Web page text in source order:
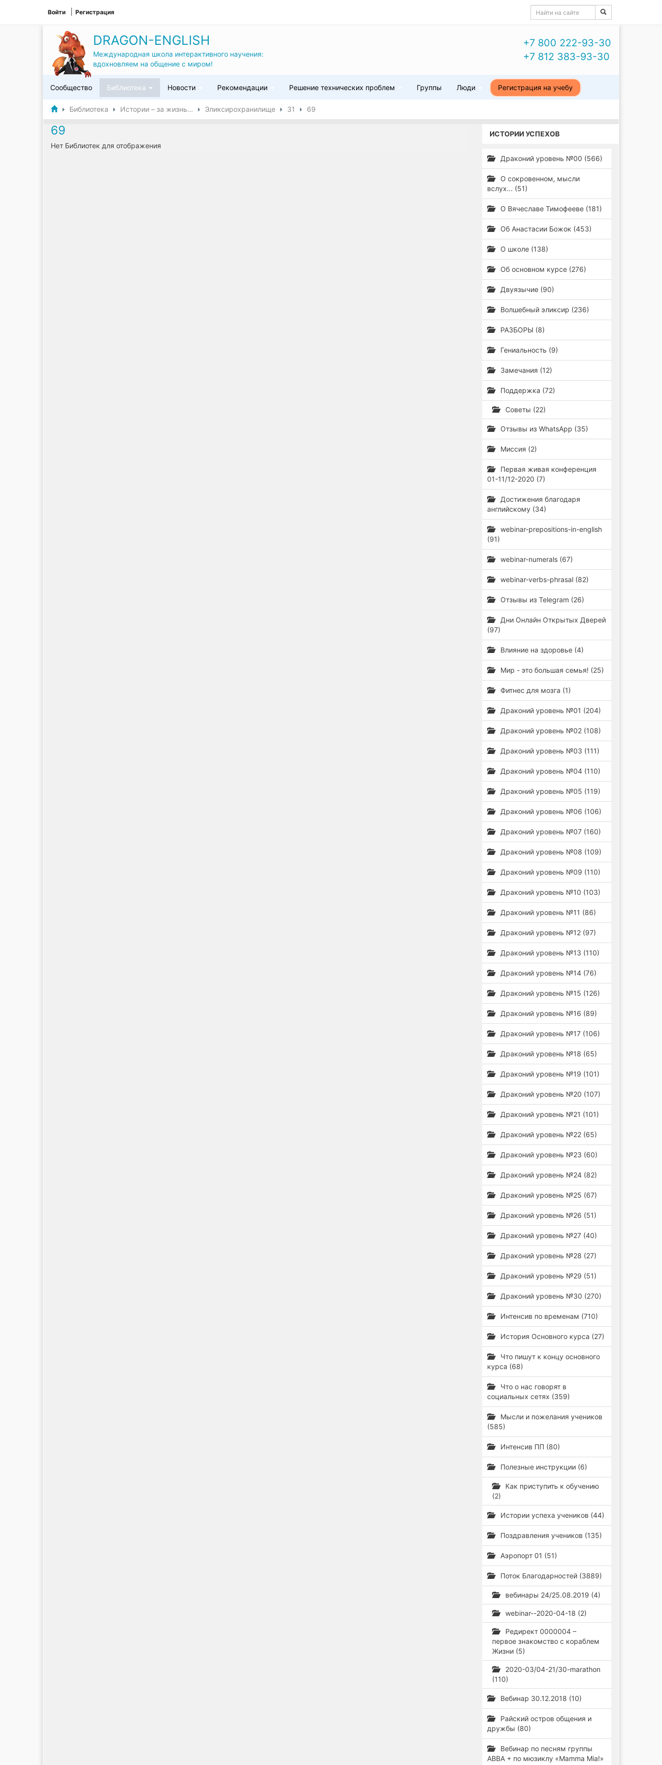
Войти Регистрация
DRAGON-ENGLISH
Международная школа интерактивного научения:
вдохновляем на общение с миром!
+7 800 222-93-30
+7 812 383-93-30
Сообщество Библиотека Новости Рекомендации Решение технических проблем Группы Люди Регистрация на учебу
Библиотека Истории – за жизнь... Эликсирохранилище 31 69
69
Нет Библиотек для отображения
ИСТОРИИ УСПЕХОВ
Драконий уровень №00 (566)
О сокровенном, мысли
вслух... (51)
О Вячеславе Тимофееве (181)
Об Анастасии Божок (453)
О школе (138)
Об основном курсе (276)
Двуязычие (90)
Волшебный эликсир (236)
РАЗБОРЫ (8)
Гениальность (9)
Замечания (12)
Поддержка (72)
Советы (22)
Отзывы из WhatsApp (35)
Миссия (2)
Первая живая конференция
01-11/12-2020 (7)
Достижения благодаря
английскому (34)
webinar-prepositions-in-english
(91)
webinar-numerals (67)
webinar-verbs-phrasal (82)
Отзывы из Telegram (26)
Дни Онлайн Открытых Дверей
(97)
Влияние на здоровье (4)
Мир - это большая семья! (25)
Фитнес для мозга (1)
Драконий уровень №01 (204)
Драконий уровень №02 (108)
Драконий уровень №03 (111)
Драконий уровень №04 (110)
Драконий уровень №05 (119)
Драконий уровень №06 (106)
Драконий уровень №07 (160)
Драконий уровень №08 (109)
Драконий уровень №09 (110)
Драконий уровень №10 (103)
Драконий уровень №11 (86)
Драконий уровень №12 (97)
Драконий уровень №13 (110)
Драконий уровень №14 (76)
Драконий уровень №15 (126)
Драконий уровень №16 (89)
Драконий уровень №17 (106)
Драконий уровень №18 (65)
Драконий уровень №19 (101)
Драконий уровень №20 (107)
Драконий уровень №21 (101)
Драконий уровень №22 (65)
Драконий уровень №23 (60)
Драконий уровень №24 (82)
Драконий уровень №25 (67)
Драконий уровень №26 (51)
Драконий уровень №27 (40)
Драконий уровень №28 (27)
Драконий уровень №29 (51)
Драконий уровень №30 (270)
Интенсив по временам (710)
История Основного курса (27)
Что пишут к концу основного
курса (68)
Что о нас говорят в
социальных сетях (359)
Мысли и пожелания учеников
(585)
Интенсив ПП (80)
Полезные инструкции (6)
Как приступить к обучению
(2)
Истории успеха учеников (44)
Поздравления учеников (135)
Аэропорт 01 (51)
Поток Благодарностей (3889)
вебинары 24/25.08.2019 (4)
webinar--2020-04-18 (2)
Редирект 0000004 –
первое знакомство с кораблем
Жизни (5)
2020-03/04-21/30-marathon
(110)
Вебинар 30.12.2018 (10)
Райский остров общения и
дружбы (80)
Вебинар по песням группы
ABBA + по мюзиклу «Mamma Mia!»